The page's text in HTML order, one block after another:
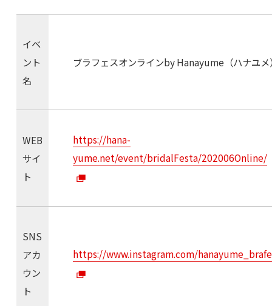
イベ
ント
名
ブラフェスオンラインby Hanayume（ハナユメ
WEB
サイ
ト
https://hana-
yume.net/event/bridalFesta/202006Online/
SNS
アカ
ウン
ト
https://www.instagram.com/